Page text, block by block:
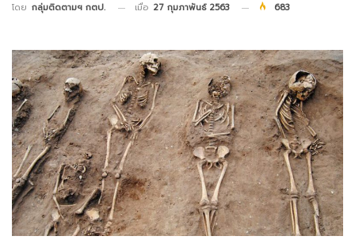
โดย กลุ่มติดตามฯ กตป. เมื่อ 27 กุมภาพันธ์ 2563 683